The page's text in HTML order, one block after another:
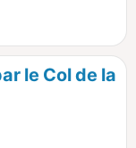
le Col de la